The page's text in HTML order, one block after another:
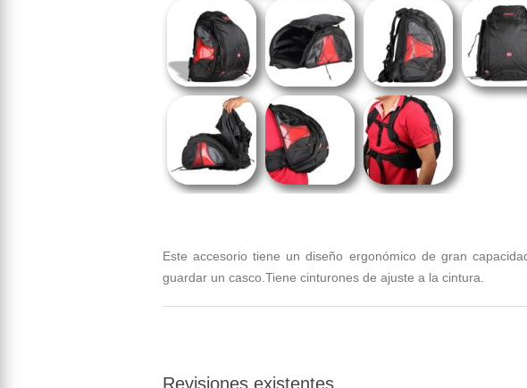
Este accesorio tiene un diseño ergonómico de gran
guardar un casco.Tiene cinturones de ajuste a la cintura.
Revisiones existentes